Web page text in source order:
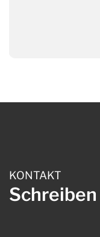
KONTAKT
Schreiben